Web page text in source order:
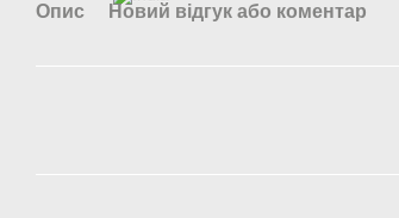
Опис Новий відгук або коментар